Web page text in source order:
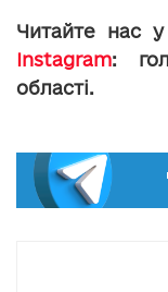
Читайте нас у
Instagram:
області.